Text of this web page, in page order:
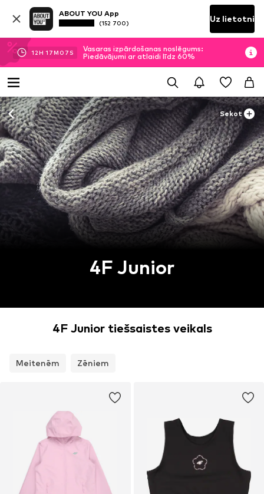
ABOUT YOU App
(152 700) Uz lietotni
12H 17M 05 S
Vasaras izpārdošanas noslēgums:
Piedāvājumi ar atlaidi līdz 60%
Sekot
4F Junior
4F Junior tiešsaistes veikals
Meitenēm Zēniem